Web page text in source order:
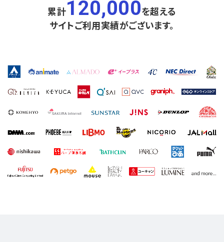
累計120,000を超える
サイトご利用実績がございます。